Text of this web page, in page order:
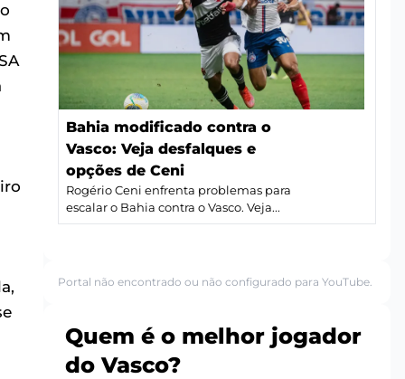
Bahia modificado contra o
Vasco: Veja desfalques e
opções de Ceni
Rogério Ceni enfrenta problemas para
escalar o Bahia contra o Vasco. Veja...
Portal não encontrado ou não configurado para YouTube.
Quem é o melhor jogador
do Vasco?